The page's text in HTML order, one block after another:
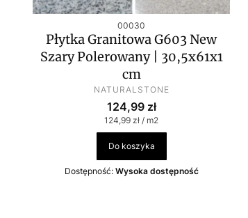
Kod produktu
00030
Płytka Granitowa G603 New
Szary Polerowany | 30,5x61x1
cm
PRODUCENT
NATURALSTONE
Cena
124,99 zł
Cena jednostkowa
124,99 zł / m2
Do koszyka
Dostępność: Wysoka dostępność